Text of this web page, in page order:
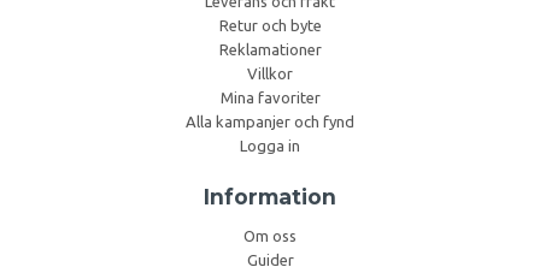
Retur och byte
Reklamationer
Villkor
Mina favoriter
Alla kampanjer och fynd
Logga in
Information
Om oss
Guider